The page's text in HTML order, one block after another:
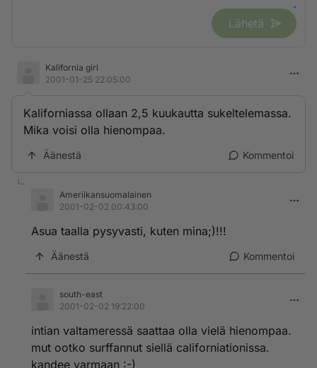
Lähetä
Kalifornia girl
2001-01-25 22:05:00
Kaliforniassa ollaan 2,5 kuukautta sukeltelemassa.
Mika voisi olla hienompaa.
Äänestä Kommentoi
Ameriikansuomalainen
2001-02-02 00:43:00
Asua taalla pysyvasti, kuten mina;)!!!
Äänestä Kommentoi
south-east
2001-02-02 19:22:00
intian valtameressä saattaa olla vielä hienompaa.
mut ootko surffannut siellä californiationissa.
kandee varmaan :-)